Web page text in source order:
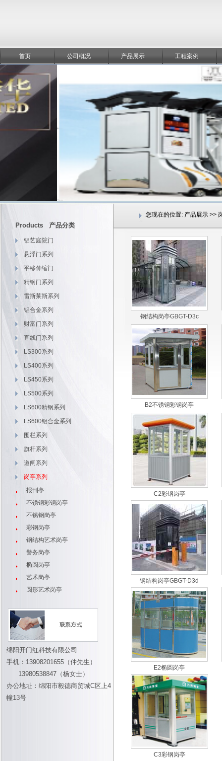
首页 公司概况 产品展示 工程案例
Products 产品分类
铝艺庭院门
悬浮门系列
平移伸缩门
精钢门系列
雷斯莱斯系列
铝合金系列
财富门系列
直线门系列
LS300系列
LS400系列
LS450系列
LS500系列
LS600精钢系列
LS600铝合金系列
围栏系列
旗杆系列
道闸系列
岗亭系列
报刊亭
不锈钢彩钢岗亭
不锈钢岗亭
彩钢岗亭
钢结构艺术岗亭
警务岗亭
椭圆岗亭
艺术岗亭
圆形艺术岗亭
绵阳开门红科技有限公司
手机：13908201655（仲先生）
13980538847（杨女士）
办公地址：绵阳市毅德商贸城C区上4
幢13号
您现在的位置: 产品展示 >>
钢结构岗亭GBGT-D3c
B2不锈钢彩钢岗亭
C2彩钢岗亭
钢结构岗亭GBGT-D3d
E2椭圆岗亭
C3彩钢岗亭